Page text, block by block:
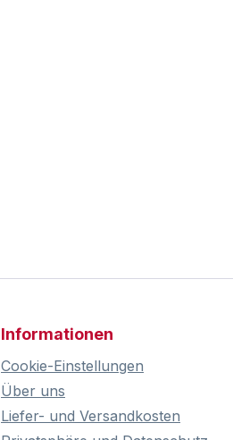
Informationen
Cookie-Einstellungen
Über uns
Liefer- und Versandkosten